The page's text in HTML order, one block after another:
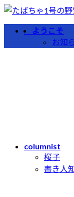
コ
ン
ン
ナ
ビ
ー
ようこそ
お知
columnist
桜子
書き人